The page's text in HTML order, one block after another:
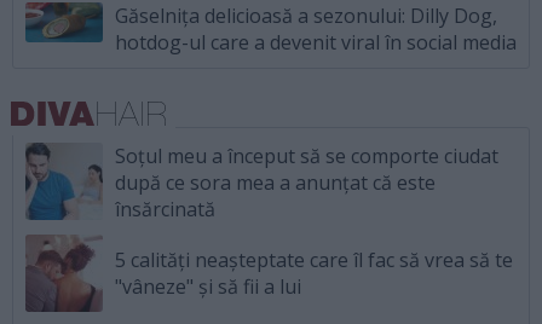
Găselnița delicioasă a sezonului: Dilly Dog,
hotdog-ul care a devenit viral în social media
Soțul meu a început să se comporte ciudat
după ce sora mea a anunțat că este
însărcinată
5 calități neașteptate care îl fac să vrea să te
"vâneze" și să fii a lui